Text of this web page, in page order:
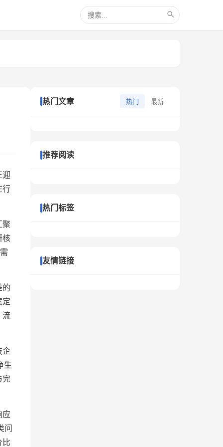
迎
行
聚
核
的
定
流
企
生
完
应
问
比
热门文章 热门 最新
推荐阅读
热门标签
友情链接